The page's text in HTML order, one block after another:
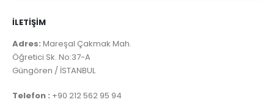
İLETİŞİM
Adres: Mareşal Çakmak Mah.
Öğretici Sk. No:37-A
Güngören / İSTANBUL
Telefon : +90 212 562 95 94